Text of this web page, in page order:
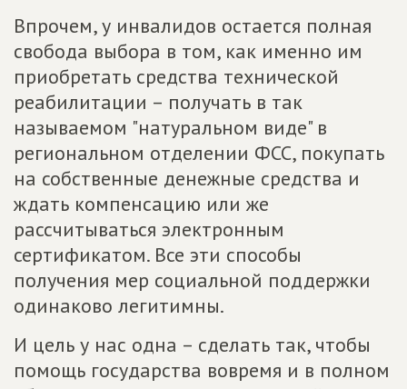
Впрочем, у инвалидов остается полная
свобода выбора в том, как именно им
приобретать средства технической
реабилитации – получать в так
называемом "натуральном виде" в
региональном отделении ФСС, покупать
на собственные денежные средства и
ждать компенсацию или же
рассчитываться электронным
сертификатом. Все эти способы
получения мер социальной поддержки
одинаково легитимны.
И цель у нас одна – сделать так, чтобы
помощь государства вовремя и в полном